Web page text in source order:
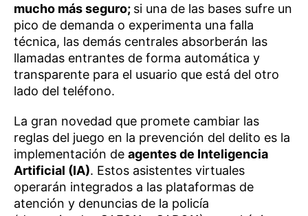
mucho más seguro; si una de las bases sufre un
pico de demanda o experimenta una falla
técnica, las demás centrales absorberán las
llamadas entrantes de forma automática y
transparente para el usuario que está del otro
lado del teléfono.
La gran novedad que promete cambiar las
reglas del juego en la prevención del delito es la
implementación de agentes de Inteligencia
Artificial (IA). Estos asistentes virtuales
operarán integrados a las plataformas de
atención y denuncias de la policía